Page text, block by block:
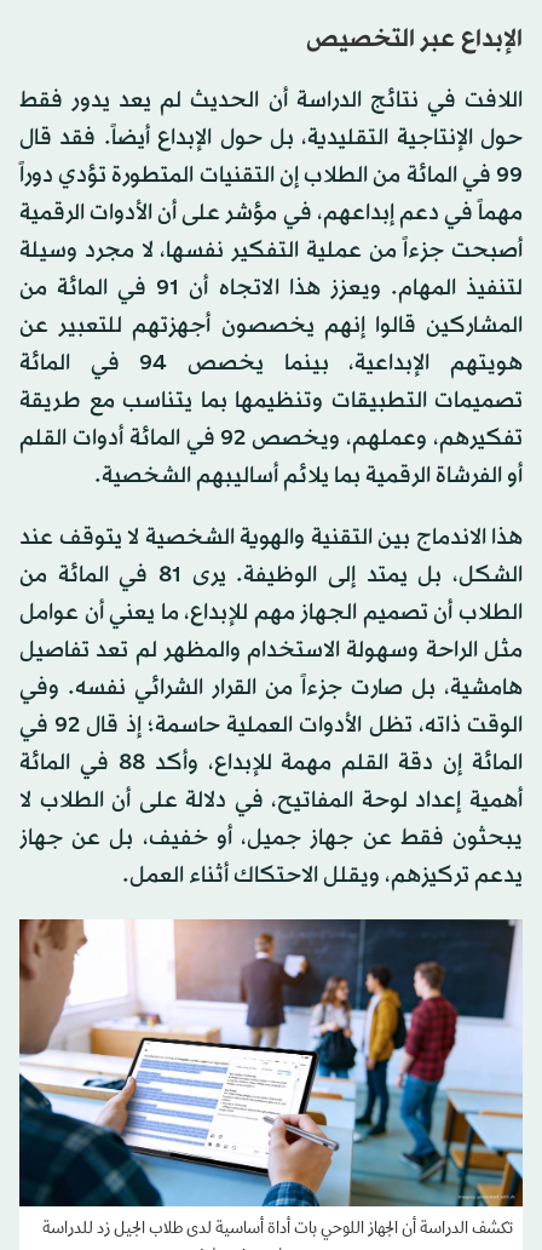
الإبداع عبر التخصيص
اللافت في نتائج الدراسة أن الحديث لم يعد يدور فقط
حول الإنتاجية التقليدية، بل حول الإبداع أيضاً. فقد قال
99 في المائة من الطلاب إن التقنيات المتطورة تؤدي دوراً
مهماً في دعم إبداعهم، في مؤشر على أن الأدوات الرقمية
أصبحت جزءاً من عملية التفكير نفسها، لا مجرد وسيلة
لتنفيذ المهام. ويعزز هذا الاتجاه أن 91 في المائة من
المشاركين قالوا إنهم يخصصون أجهزتهم للتعبير عن
هويتهم الإبداعية، بينما يخصص 94 في المائة
تصميمات التطبيقات وتنظيمها بما يتناسب مع طريقة
تفكيرهم، وعملهم، ويخصص 92 في المائة أدوات القلم
أو الفرشاة الرقمية بما يلائم أساليبهم الشخصية.
هذا الاندماج بين التقنية والهوية الشخصية لا يتوقف عند
الشكل، بل يمتد إلى الوظيفة. يرى 81 في المائة من
الطلاب أن تصميم الجهاز مهم للإبداع، ما يعني أن عوامل
مثل الراحة وسهولة الاستخدام والمظهر لم تعد تفاصيل
هامشية، بل صارت جزءاً من القرار الشرائي نفسه. وفي
الوقت ذاته، تظل الأدوات العملية حاسمة؛ إذ قال 92 في
المائة إن دقة القلم مهمة للإبداع، وأكد 88 في المائة
أهمية إعداد لوحة المفاتيح، في دلالة على أن الطلاب لا
يبحثون فقط عن جهاز جميل، أو خفيف، بل عن جهاز
يدعم تركيزهم، ويقلل الاحتكاك أثناء العمل.
تكشف الدراسة أن الجهاز اللوحي بات أداة أساسية لدى طلاب الجيل زد للدراسة